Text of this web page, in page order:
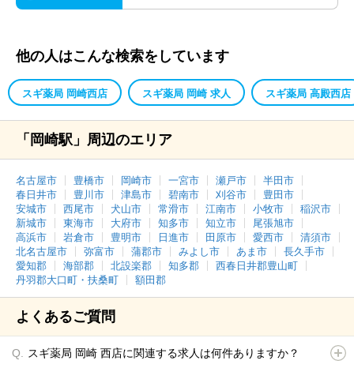
他の人はこんな検索をしています
スギ薬局 岡崎西店 スギ薬局 岡崎 求人 スギ薬局 高殿西店
「岡崎駅」周辺のエリア
名古屋市 豊橋市 岡崎市 一宮市 瀬戸市
半田市
春日井市
豊川市 津島市 碧南市 刈谷市
豊田市
安城市
西尾市 犬山市 常滑市 江南市 小牧市
稲沢市
新城市
東海市 大府市 知多市 知立市
尾張旭市
高浜市
岩倉市 豊明市 日進市 田原市 愛西市
清須市
北名古屋市
弥富市 蒲郡市 みよし市 あま市
長久手市
愛知郡
海部郡 北設楽郡 知多郡
西春日井郡豊山町
丹羽郡大口町・扶桑町
額田郡
よくあるご質問
スギ薬局 岡崎 西店に関連する求人は何件ありますか？